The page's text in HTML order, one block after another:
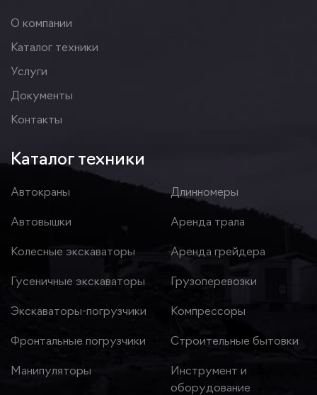
О компании
Каталог техники
Услуги
Документы
Контакты
Каталог техники
Автокраны
Автовышки
Колесные экскаваторы
Гусеничные экскаваторы
Экскаваторы-погрузчики
Фронтальные погрузчики
Манипуляторы
Длинномеры
Аренда трала
Аренда грейдера
Грузоперевозки
Компрессоры
Строительные бытовки
Инструмент и
оборудование